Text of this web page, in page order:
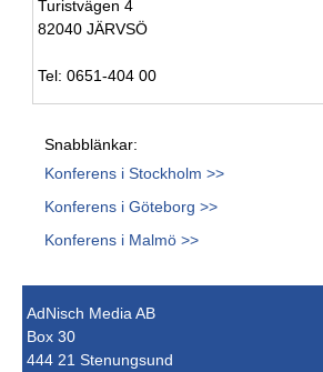
Turistvägen 4
82040 JÄRVSÖ
Tel: 0651-404 00
Snabblänkar:
Konferens i Stockholm >>
Konferens i Göteborg >>
Konferens i Malmö >>
AdNisch Media AB
Box 30
444 21 Stenungsund